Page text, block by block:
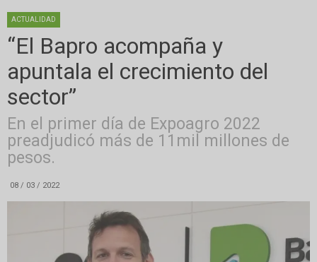
ACTUALIDAD
“El Bapro acompaña y
apuntala el crecimiento del
sector”
En el primer día de Expoagro 2022
preadjudicó más de 11mil millones de
pesos.
08 / 03 / 2022